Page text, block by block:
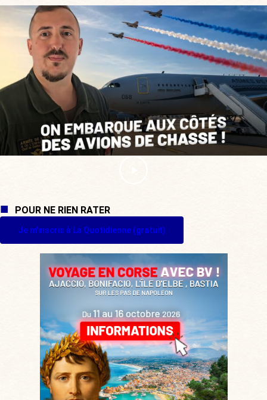
POUR NE RIEN RATER
Je m'inscris à La Quotidienne (gratuit)